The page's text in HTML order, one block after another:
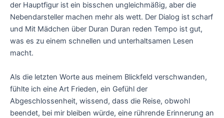
der Hauptfigur ist ein bisschen ungleichmäßig, aber die
Nebendarsteller machen mehr als wett. Der Dialog ist scharf
und Mit Mädchen über Duran Duran reden Tempo ist gut,
was es zu einem schnellen und unterhaltsamen Lesen
macht.
Als die letzten Worte aus meinem Blickfeld verschwanden,
fühlte ich eine Art Frieden, ein Gefühl der
Abgeschlossenheit, wissend, dass die Reise, obwohl
beendet, bei mir bleiben würde, eine rührende Erinnerung an